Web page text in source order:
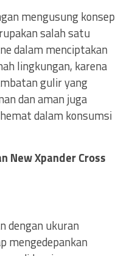
mengusung konsep
salah satu
dalam menciptakan
lingkungan, karena
gulir yang
dan aman juga
dalam konsumsi
New Xpander Cross
dengan ukuran
mengedepankan